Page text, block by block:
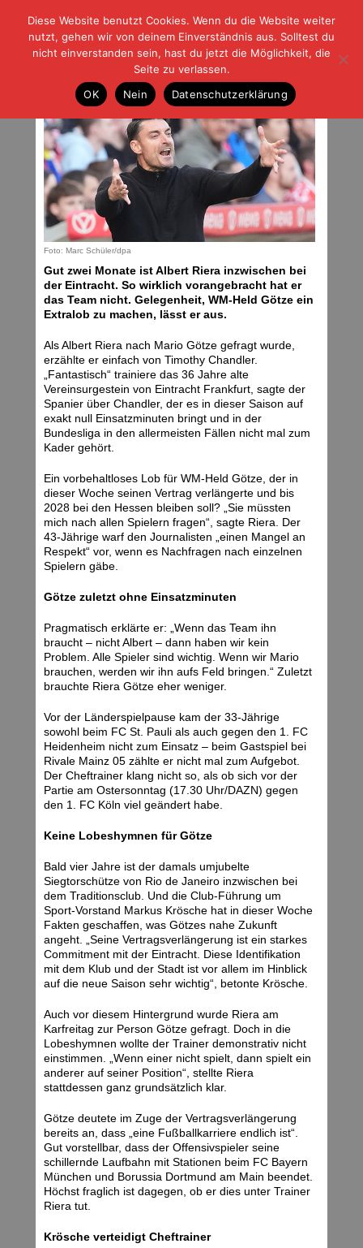
| | |BLOG-GFußball und der Rest
HOME|REGELN|IMPRESSUM |DATENSCHUTZ
Einer bleibt sicher
Freitag, 03.04.26 | 16:09 Uhr
Foto: Marc Schüler/dpa
Gut zwei Monate ist Albert Riera inzwischen bei
der Eintracht. So wirklich vorangebracht hat er
das Team nicht. Gelegenheit, WM-Held Götze ein
Extralob zu machen, lässt er aus.
Als Albert Riera nach Mario Götze gefragt wurde,
erzählte er einfach von Timothy Chandler.
„Fantastisch“ trainiere das 36 Jahre alte
Vereinsurgestein von Eintracht Frankfurt, sagte der
Spanier über Chandler, der es in dieser Saison auf
exakt null Einsatzminuten bringt und in der
Bundesliga in den allermeisten Fällen nicht mal zum
Kader gehört.
Ein vorbehaltloses Lob für WM-Held Götze, der in
dieser Woche seinen Vertrag verlängerte und bis
2028 bei den Hessen bleiben soll? „Sie müssten
mich nach allen Spielern fragen“, sagte Riera. Der
43-Jährige warf den Journalisten „einen Mangel an
Respekt“ vor, wenn es Nachfragen nach einzelnen
Spielern gäbe.
Götze zuletzt ohne Einsatzminuten
Pragmatisch erklärte er: „Wenn das Team ihn
braucht – nicht Albert – dann haben wir kein
Problem. Alle Spieler sind wichtig. Wenn wir Mario
brauchen, werden wir ihn aufs Feld bringen.“ Zuletzt
brauchte Riera Götze eher weniger.
Vor der Länderspielpause kam der 33-Jährige
sowohl beim FC St. Pauli als auch gegen den 1. FC
Heidenheim nicht zum Einsatz – beim Gastspiel bei
Rivale Mainz 05 zählte er nicht mal zum Aufgebot.
Der Cheftrainer klang nicht so, als ob sich vor der
Partie am Ostersonntag (17.30 Uhr/DAZN) gegen
den 1. FC Köln viel geändert habe.
Keine Lobeshymnen für Götze
Bald vier Jahre ist der damals umjubelte
Siegtorschütze von Rio de Janeiro inzwischen bei
dem Traditionsclub. Und die Club-Führung um
Sport-Vorstand Markus Krösche hat in dieser Woche
Fakten geschaffen, was Götzes nahe Zukunft
angeht. „Seine Vertragsverlängerung ist ein starkes
Commitment mit der Eintracht. Diese Identifikation
mit dem Klub und der Stadt ist vor allem im Hinblick
auf die neue Saison sehr wichtig“, betonte Krösche.
Auch vor diesem Hintergrund wurde Riera am
Karfreitag zur Person Götze gefragt. Doch in die
Lobeshymnen wollte der Trainer demonstrativ nicht
einstimmen. „Wenn einer nicht spielt, dann spielt ein
anderer auf seiner Position“, stellte Riera
stattdessen ganz grundsätzlich klar.
Götze deutete im Zuge der Vertragsverlängerung
bereits an, dass „eine Fußballkarriere endlich ist“.
Gut vorstellbar, dass der Offensivspieler seine
schillernde Laufbahn mit Stationen beim FC Bayern
München und Borussia Dortmund am Main beendet.
Höchst fraglich ist dagegen, ob er dies unter Trainer
Riera tut.
Krösche verteidigt Cheftrainer
Diese Website benutzt Cookies. Wenn du die Website weiter
nutzt, gehen wir von deinem Einverständnis aus. Solltest du
nicht einverstanden sein, hast du jetzt die Möglichkeit, die
Seite zu verlassen.
OK
Nein Datenschutzerklärung